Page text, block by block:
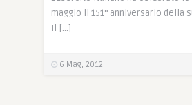
maggio il 151° anniversario della
Il […]
6 Mag, 2012